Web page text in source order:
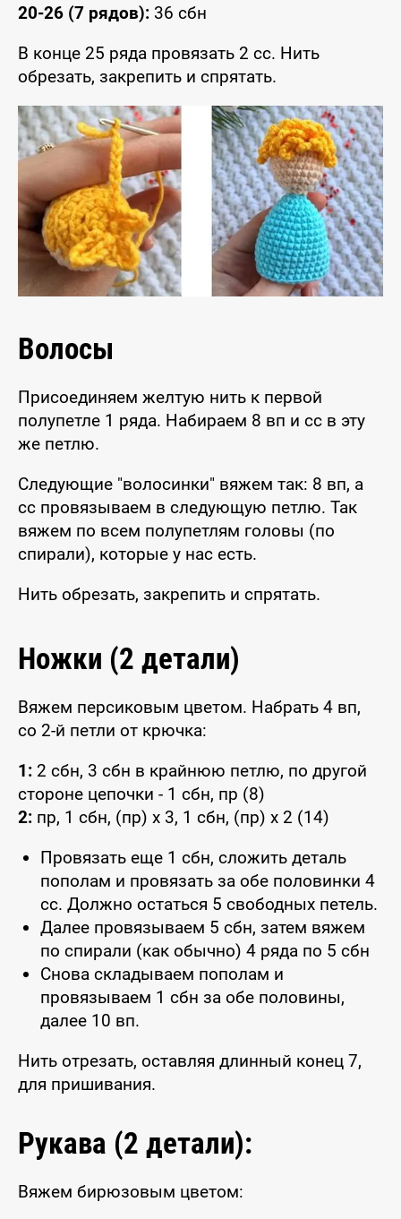
20-26 (7 рядов): 36 сбн
В конце 25 ряда провязать 2 сс. Нить
обрезать, закрепить и спрятать.
Волосы
Присоединяем желтую нить к первой
полупетле 1 ряда. Набираем 8 вп и сс в эту
же петлю.
Следующие "волосинки" вяжем так: 8 вп, а
сс провязываем в следующую петлю. Так
вяжем по всем полупетлям головы (по
спирали), которые у нас есть.
Нить обрезать, закрепить и спрятать.
Ножки (2 детали)
Вяжем персиковым цветом. Набрать 4 вп,
со 2-й петли от крючка:
1: 2 сбн, 3 сбн в крайнюю петлю, по другой
стороне цепочки - 1 сбн, пр (8)
2: пр, 1 сбн, (пр) x 3, 1 сбн, (пр) x 2 (14)
Провязать еще 1 сбн, сложить деталь
пополам и провязать за обе половинки 4
сс. Должно остаться 5 свободных петель.
Далее провязываем 5 сбн, затем вяжем
по спирали (как обычно) 4 ряда по 5 сбн
Снова складываем пополам и
провязываем 1 сбн за обе половины,
далее 10 вп.
Нить отрезать, оставляя длинный конец 7,
для пришивания.
Рукава (2 детали):
Вяжем бирюзовым цветом: